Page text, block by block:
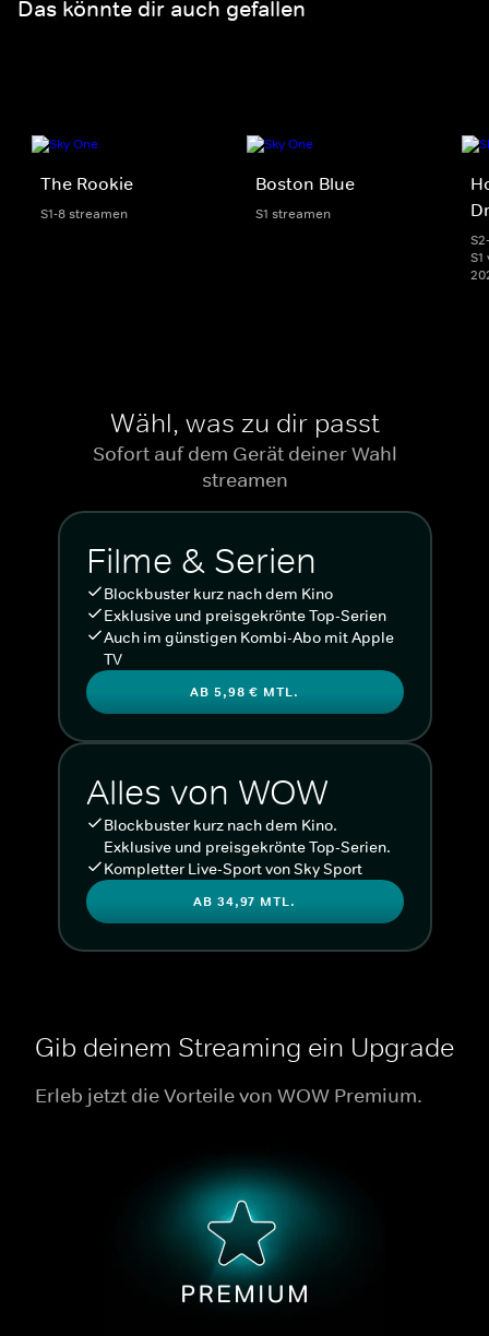
Das könnte dir auch gefallen
The Rookie
S1-8 streamen
Boston Blue
S1 streamen
Wähl, was zu dir passt
Sofort auf dem Gerät deiner Wahl
streamen
Filme & Serien
Blockbuster kurz nach dem Kino
Exklusive und preisgekrönte Top-Serien
Auch im günstigen Kombi-Abo mit Apple
TV
AB 5,98 € MTL.
Alles von WOW
Blockbuster kurz nach dem Kino.
Exklusive und preisgekrönte Top-Serien.
Kompletter Live-Sport von Sky Sport
AB 34,97 MTL.
Gib deinem Streaming ein Upgrade
Erleb jetzt die Vorteile von WOW Premium.